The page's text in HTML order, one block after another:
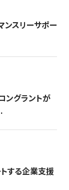
ンスリーサポー
ングラントが
する企業支援